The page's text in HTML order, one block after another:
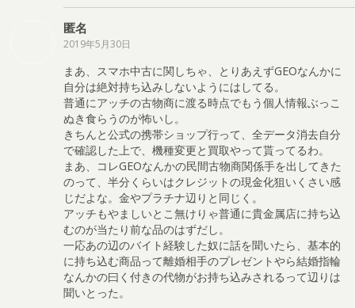
匿名
2019年5月30日
まあ、スマホ中古に関しちゃ、とりあえずGEOなんかに
自分は絶対持ち込みしないようにはしてる。
普通にアッチの古物商に渡る時点でもう個人情報ぶっこ
ぬき食らうのが怖いし。
きちんと公式の携帯ショップ行って、全データ消去自分
で確認した上で、機種変更と買取やって貰ってるわ。
まあ、コレGEOなんかの民間古物商関係手を出してきた
のって、半分くらいはクレジットの現金化狙いくさい感
じだよな。金やプラチナ辺りと同じく。
アッチもやましいとこ無けりゃ普通に貴金属店に持ち込
むのが当たり前な品のはずだし。
一応あの辺のバイト経験した奴に話を聞いたら、基本的
に持ち込む商品って離婚相手のプレゼントやら結婚指輪
なんかの曰く付きの代物がお持ち込みされるって辺りは
聞いとった。